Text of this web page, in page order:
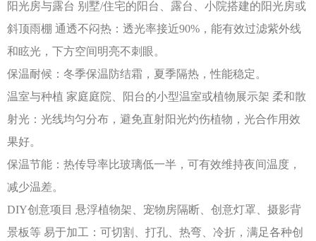
阳光房与露台 别墅/住宅的阳台、露台、小院搭建的阳光房或
斜顶雨棚 通透不闷热：透光率接近90%，能有效过滤紫外线
和眩光，下方空间明亮不刺眼。
保温耐候：冬季保温防结霜，夏季隔热，性能稳定。
温室与种植 家庭庭院、阳台的小型温室或植物展示架 柔和散
射光：光线均匀分布，避免直射阳光灼伤植物，光合作用效
果好。
保温节能：热传导率比玻璃低一半，可有效维持夜间温度，
减少温差。
DIY创意项目 悬浮植物架、宠物房隔断、创意灯罩、摄影背
景板等 易于加工：可切割、打孔、热弯、冷折，满足各种创